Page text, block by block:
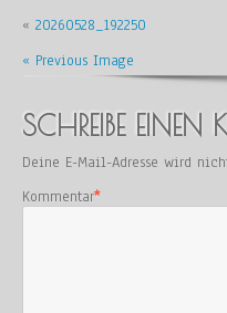
« 20260528_192250
« Previous Image
SCHREIBE
Deine E-Mail-Adresse wird
Kommentar*